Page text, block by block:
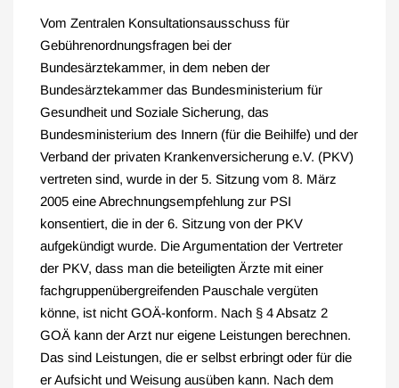
Vom Zentralen Konsultationsausschuss für
Gebührenordnungsfragen bei der
Bundesärztekammer, in dem neben der
Bundesärztekammer das Bundesministerium für
Gesundheit und Soziale Sicherung, das
Bundesministerium des Innern (für die Beihilfe) und der
Verband der privaten Krankenversicherung e.V. (PKV)
vertreten sind, wurde in der 5. Sitzung vom 8. März
2005 eine Abrechnungsempfehlung zur PSI
konsentiert, die in der 6. Sitzung von der PKV
aufgekündigt wurde. Die Argumentation der Vertreter
der PKV, dass man die beteiligten Ärzte mit einer
fachgruppenübergreifenden Pauschale vergüten
könne, ist nicht GOÄ-konform. Nach § 4 Absatz 2
GOÄ kann der Arzt nur eigene Leistungen berechnen.
Das sind Leistungen, die er selbst erbringt oder für die
er Aufsicht und Weisung ausüben kann. Nach dem